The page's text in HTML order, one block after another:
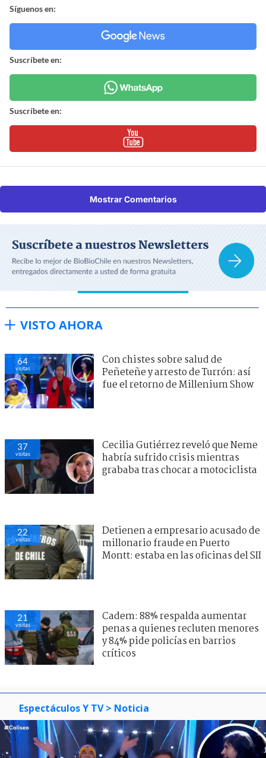
Síguenos en:
Suscríbete en:
Suscríbete en:
Mostrar Comentarios
VISTO AHORA
64
visitas
Con chistes sobre salud de
Peñeteñe y arresto de Turrón: así
fue el retorno de Millenium Show
37
visitas
Cecilia Gutiérrez reveló que Neme
habría sufrido crisis mientras
grababa tras chocar a motociclista
22
visitas
Detienen a empresario acusado de
millonario fraude en Puerto
Montt: estaba en las oficinas del SII
21
visitas
Cadem: 88% respalda aumentar
penas a quienes recluten menores
y 84% pide policías en barrios
críticos
Espectáculos Y TV > Noticia